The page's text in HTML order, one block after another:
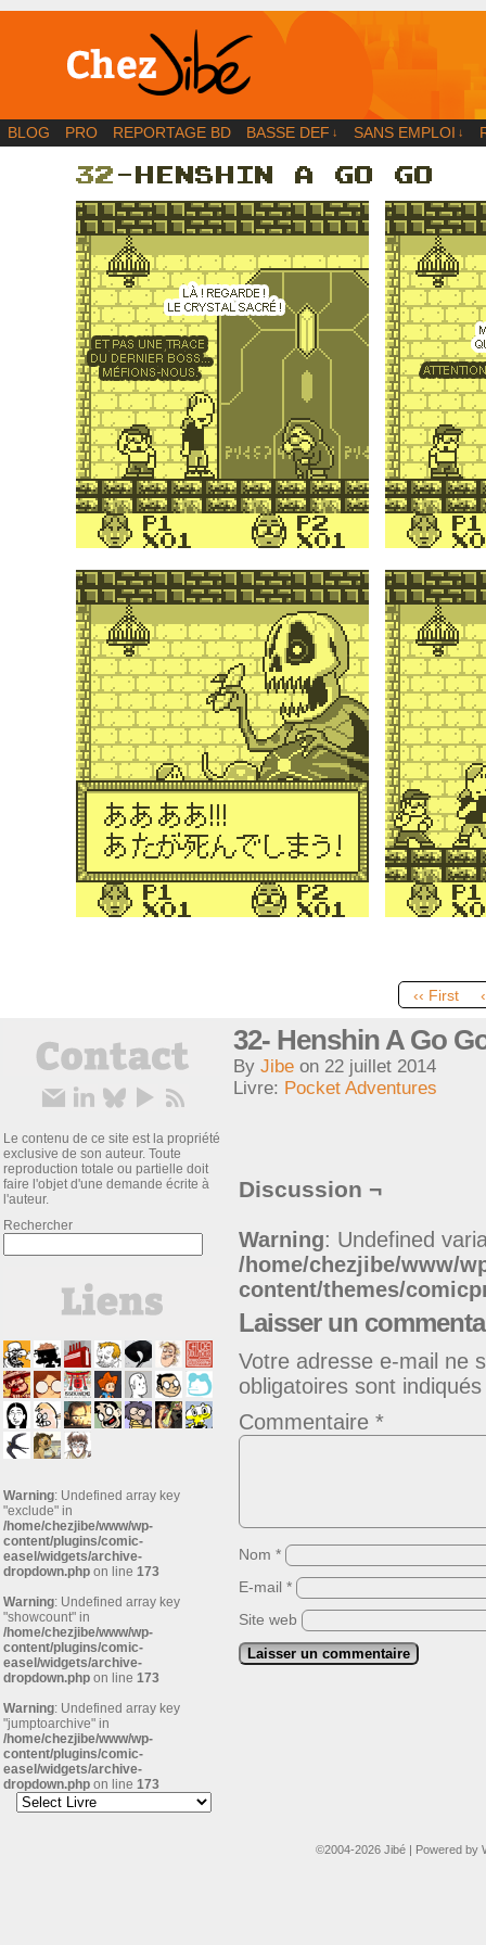
BD | Illustration | Blog
BLOG PRO REPORTAGE BD BASSE DEF ↓ SANS EMPLOI ↓
‹‹ First
Le contenu de ce site est la propriété
exclusive de son auteur. Toute
reproduction totale ou partielle doit
faire l'objet d'une demande écrite à
l'auteur.
Rechercher
Warning: Undefined array key
"exclude" in
/home/chezjibe/www/wp-
content/plugins/comic-
easel/widgets/archive-
dropdown.php on line 173
Warning: Undefined array key
"showcount" in
/home/chezjibe/www/wp-
content/plugins/comic-
easel/widgets/archive-
dropdown.php on line 173
Warning: Undefined array key
"jumptoarchive" in
/home/chezjibe/www/wp-
content/plugins/comic-
easel/widgets/archive-
dropdown.php on line 173
32- Henshin A Go
By Jibe on 22 juillet 2014
Livre: Pocket Adventures
Discussion ¬
Warning: Undefined
/home/chezjibe/www/
content/themes/
Laisser un
Votre adresse e-mail ne
obligatoires sont
Commentaire *
Nom *
E-mail *
Site web
©2004-2026 Jibé | Powered by